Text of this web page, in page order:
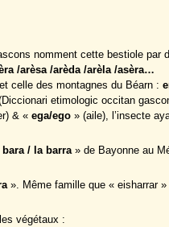
nomment cette bestiole par
/arèsa /arèda /arèla /asèra…
celle des montagnes du Béarn :
etimologic occitan
& «ega/ego » (aile), l’insecte
bara / la barra» de Bayonne au
». Même famille que « eisharrar
végétaux :